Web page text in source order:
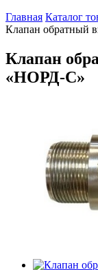
Главная Каталог
Клапан обратный
Клапан
«НОРД-С»